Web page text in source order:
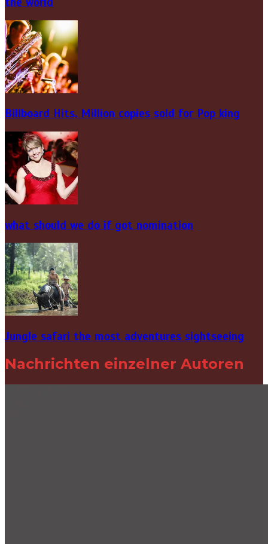
Billboard Hits, Million copies sold for Pop king
what should we do if got nomination
Jungle safari the most adventures sightseeing
Nachrichten einzelner Autoren